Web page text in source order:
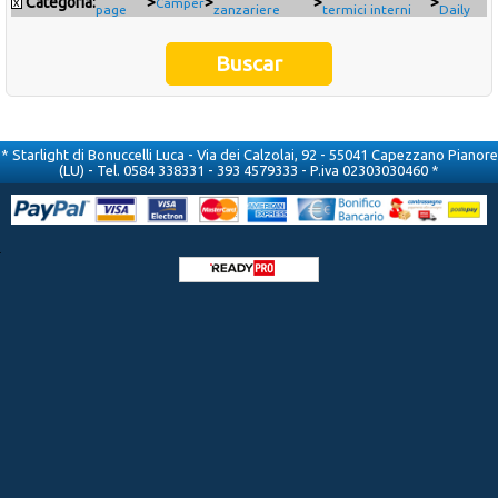
Offerte del mese
Cataloghi fornitori
page
zanzariere
termici interni
Daily
* Starlight di Bonuccelli Luca - Via dei Calzolai, 92 - 55041 Capezzano Pianore
(LU) - Tel. 0584 338331 - 393 4579333 - P.iva 02303030460 *